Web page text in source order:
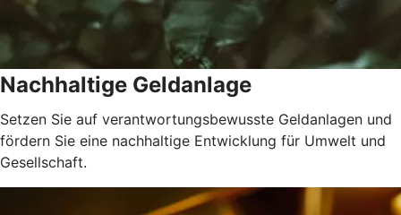
Nachhaltige Geldanlage
Setzen Sie auf verantwortungsbewusste Geldanlagen und
fördern Sie eine nachhaltige Entwicklung für Umwelt und
Gesellschaft.